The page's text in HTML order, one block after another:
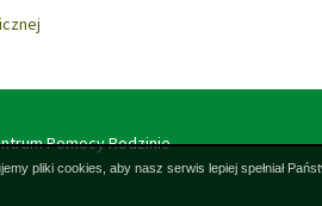
Pomocy Rodzinie
pliki cookies, aby nasz serwis lepiej spełniał